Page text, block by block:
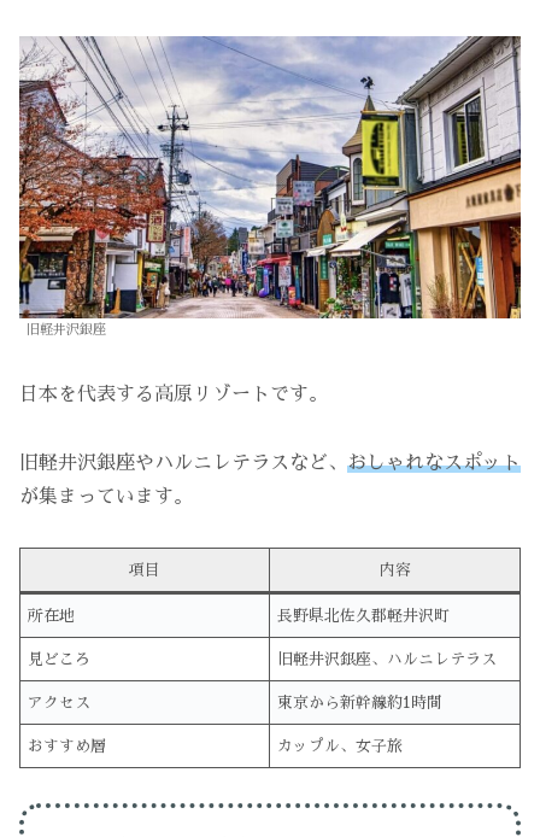
旧軽井沢銀座
日本を代表する高原リゾートです。
旧軽井沢銀座やハルニレテラスなど、 おしゃれなスポット
が集まっています。
項目 内容
所在地 長野県北佐久郡軽井沢町
見どころ 旧軽井沢銀座、ハルニレテラス
アクセス 東京から新幹線約1時間
おすすめ層 カップル、女子旅